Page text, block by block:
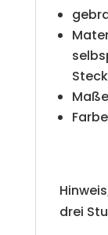
drei